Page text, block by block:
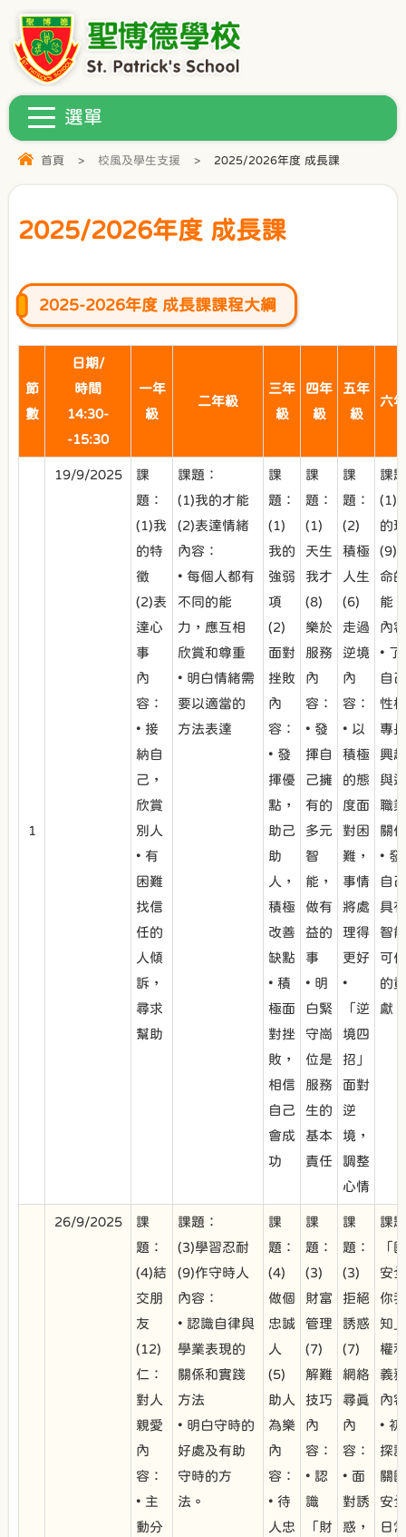
首頁 > 校風及學生支援 > 2025/2026年度 成長課
2025/2026年度 成長課
2025-2026年度 成長課課程大綱
節
數
日期/
時間
14:30-
-15:30
一年
級
二年級
三年
級
四年
級
五年
級
六
1
19/9/2025
課
題：
(1)我
的特
徵
(2)表
達心
事
內
容：
• 接
納自
己，
欣賞
別人
• 有
困難
找信
任的
人傾
訴，
尋求
幫助
課題：
(1)我的才能
(2)表達情緒
內容：
• 每個人都有
不同的能
力，應互相
欣賞和尊重
• 明白情緒需
要以適當的
方法表達
課
題：
(1)
我的
強弱
項
(2)
面對
挫敗
內
容：
• 發
揮優
點，
助己
助
人，
積極
改善
缺點
• 積
極面
對挫
敗，
相信
自己
會成
功
課
題：
(1)
天生
我才
(8)
樂於
服務
內
容：
• 發
揮自
己擁
有的
多元
智
能，
做有
益的
事
• 明
白緊
守崗
位是
服務
生的
基本
責任
課
題：
(2)
積極
人生
(6)
走過
逆境
內
容：
• 以
積極
的態
度面
對困
難，
事情
將處
理得
更好
•
「逆
境四
招」
面對
逆
境，
調整
心情
課
(1)
的
(9)
命
能
內
• 了
自
性
專
興
與
職
關係
• 發
自
具
智
可
的貢
獻。
26/9/2025
課
題：
(4)結
交朋
友
(12)
仁：
對人
親愛
內
容：
• 主
動分
課題：
(3)學習忍耐
(9)作守時人
內容：
• 認識自律與
學業表現的
關係和實踐
方法
• 明白守時的
好處及有助
守時的方
法。
課
題：
(4)
做個
忠誠
人
(5)
助人
為樂
內
容：
• 待
人忠
課
題：
(3)
財富
管理
(7)
解難
技巧
內
容：
• 認
識
「財
課
題：
(3)
拒絕
誘惑
(7)
網絡
尋真
內
容：
• 面
對誘
惑，
課
「
安
你
知
權
義務
內
• 初
探
關
安
日